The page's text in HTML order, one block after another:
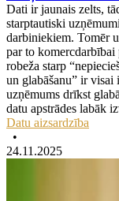
Dati ir jaunais zelts,
starptautiski
darbiniekiem. Tomēr
par to
robeža starp
un glabāšanu” ir visai
uzņēmums drīkst
datu apstrādes labāk
Datu aizsardzība
•
24.11.2025